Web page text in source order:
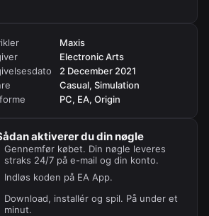
Maxis
Electronic Arts
2 December 2021
Casual, Simulation
PC, EA, Origin
aktiverer du din nøgle
Gennemfør købet. Din nøgle leveres
straks 24/7 på e-mail og din konto.
Indløs koden på EA App.
Download, installér og spil. På under et
minut.